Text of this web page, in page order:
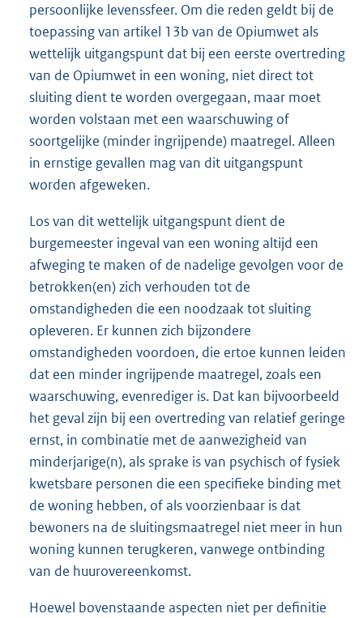
persoonlijke levenssfeer. Om die reden geldt bij de
toepassing van artikel 13b van de Opiumwet als
wettelijk uitgangspunt dat bij een eerste overtreding
van de Opiumwet in een woning, niet direct tot
sluiting dient te worden overgegaan, maar moet
worden volstaan met een waarschuwing of
soortgelijke (minder ingrijpende) maatregel. Alleen
in ernstige gevallen mag van dit uitgangspunt
worden afgeweken.
Los van dit wettelijk uitgangspunt dient de
burgemeester ingeval van een woning altijd een
afweging te maken of de nadelige gevolgen voor de
betrokken(en) zich verhouden tot de
omstandigheden die een noodzaak tot sluiting
opleveren. Er kunnen zich bijzondere
omstandigheden voordoen, die ertoe kunnen leiden
dat een minder ingrijpende maatregel, zoals een
waarschuwing, evenrediger is. Dat kan bijvoorbeeld
het geval zijn bij een overtreding van relatief geringe
ernst, in combinatie met de aanwezigheid van
minderjarige(n), als sprake is van psychisch of fysiek
kwetsbare personen die een specifieke binding met
de woning hebben, of als voorzienbaar is dat
bewoners na de sluitingsmaatregel niet meer in hun
woning kunnen terugkeren, vanwege ontbinding
van de huurovereenkomst.
Hoewel bovenstaande aspecten niet per definitie